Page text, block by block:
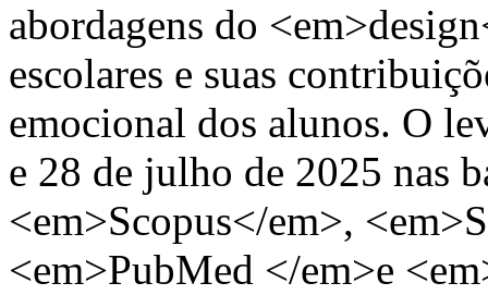
abordagens do
escolares e suas
emocional dos alunos. O
e 28 de julho de 2025 nas
<em>Scopus</em>,
<em>PubMed </em>e